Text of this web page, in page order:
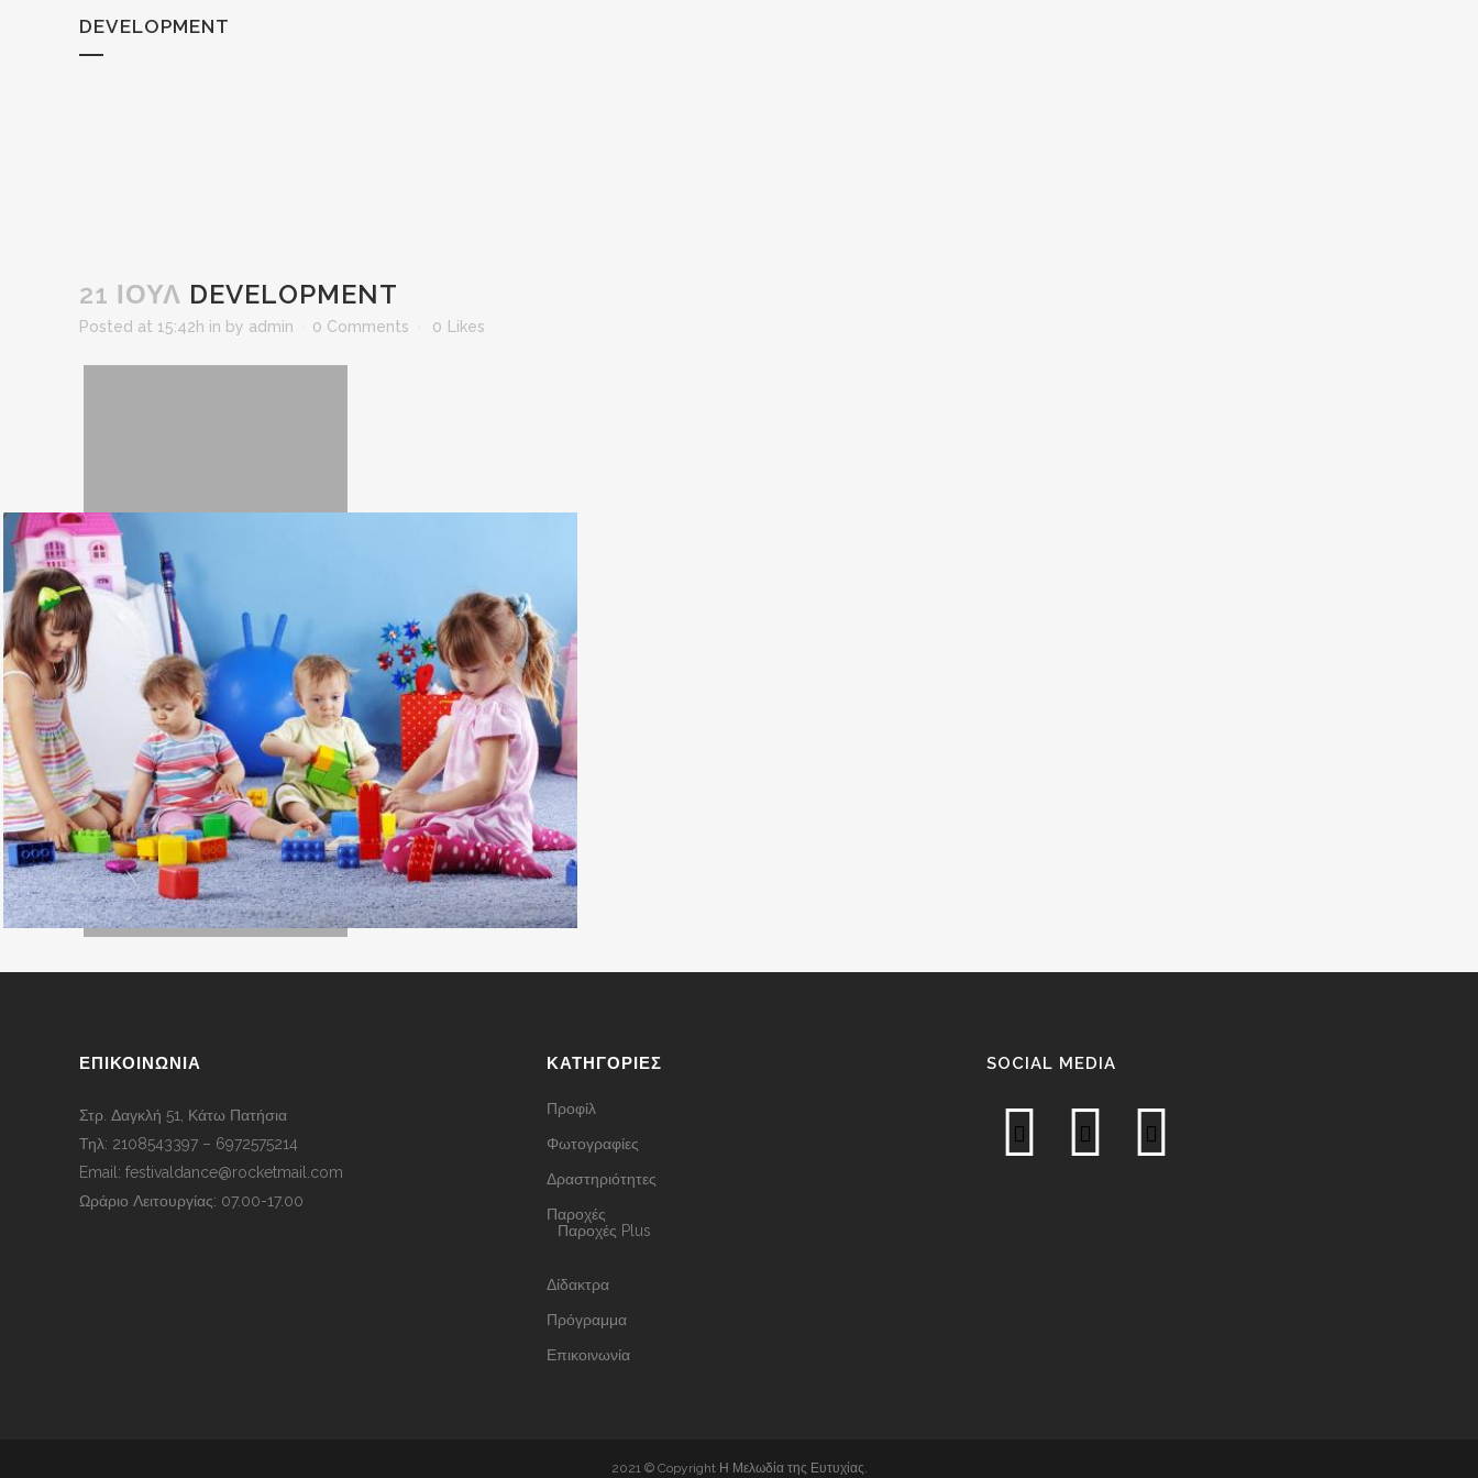
DEVELOPMENT
21 ΙΟΎΛ DEVELOPMENT
Posted at 15:42h in by admin 0 Comments 0 Likes
ΕΠΙΚΟΙΝΩΝΊΑ
Στρ. Δαγκλή 51, Κάτω Πατήσια
Τηλ: 2108543397 – 6972575214
Email: festivaldance@rocketmail.com
Ωράριο Λειτουργίας: 07.00-17.00
ΚΑΤΗΓΟΡΊΕΣ
Προφίλ
Φωτογραφίες
Δραστηριότητες
Παροχές
Παροχές Plus
Δίδακτρα
Πρόγραμμα
Επικοινωνία
SOCIAL MEDIA
2021 © Copyright Η Μελωδία της Ευτυχίας.